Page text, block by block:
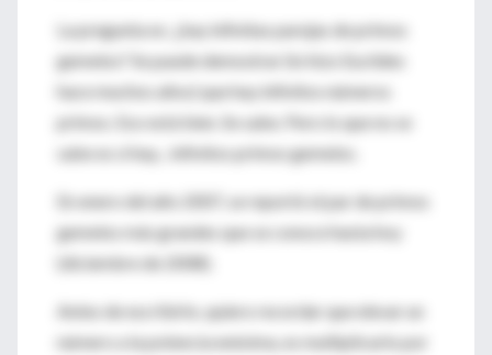
La pregunta es: ¿hay infinitas parejas de primos
gemelos? Se puede demostrar (lo hizo Euclides
hace muchos años) que hay infinitos números
primos. Eso está bien. Se sabe. Pero lo que no se
sabe es si hay... infinitos primos gemelos.
En enero del año 2007, se reportó el par de primos
gemelos más grandes que se conoce hasta hoy
(diciembre de 2008).
Antes de escribirlo, quiero recordar que elevar un
número a la potencia enésima, es multiplicarlo por